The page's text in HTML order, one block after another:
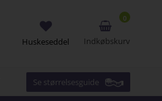
0
Indkøbskurv
Huskeseddel
Se størrelsesguide